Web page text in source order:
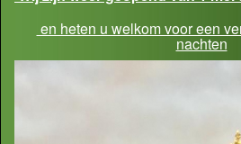
en heten u welkom voor een
nachten